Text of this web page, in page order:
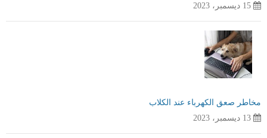
15 ديسمبر، 2023
مخاطر صعق الكهرباء عند الكلاب
13 ديسمبر، 2023